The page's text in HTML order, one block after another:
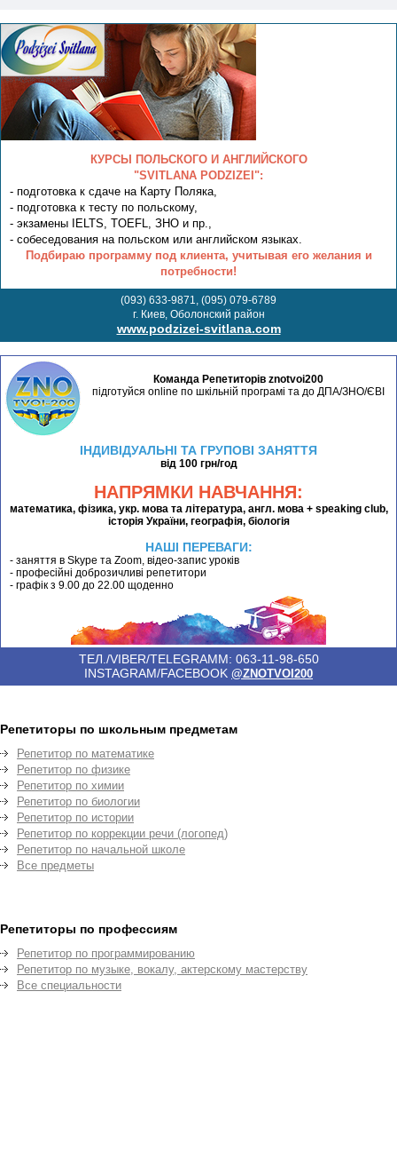
КУРСЫ ПОЛЬСКОГО И АНГЛИЙСКОГО
"SVITLANA PODZIZEI":
- подготовка к сдаче на Карту Поляка,
- подготовка к тесту по польскому,
- экзамены IELTS, TOEFL, ЗНО и пр.,
- собеседования на польском или английском языках.
Подбираю программу под клиента, учитывая его желания и
потребности!
(093) 633-9871, (095) 079-6789
г. Киев, Оболонский район
www.podzizei-svitlana.com
Команда Репетиторів znotvoi200
підготуйся online по шкільній програмі та до ДПА/ЗНО/ЄВІ
ІНДИВІДУАЛЬНІ ТА ГРУПОВІ ЗАНЯТТЯ
від 100 грн/год
НАПРЯМКИ НАВЧАННЯ:
математика, фізика, укр. мова та література, англ. мова + speaking club,
історія України, географія, біологія
НАШІ ПЕРЕВАГИ:
- заняття в Skype та Zoom, відео-запис уроків
- професійні доброзичливі репетитори
- графік з 9.00 до 22.00 щоденно
ТЕЛ./VIBER/TELEGRAMM: 063-11-98-650
INSTAGRAM/FACEBOOK @ZNOTVOI200
Репетиторы по школьным предметам
Репетитор по математике
Репетитор по физике
Репетитор по химии
Репетитор по биологии
Репетитор по истории
Репетитор по коррекции речи (логопед)
Репетитор по начальной школе
Все предметы
Репетиторы по профессиям
Репетитор по программированию
Репетитор по музыке, вокалу, актерскому мастерству
Все специальности